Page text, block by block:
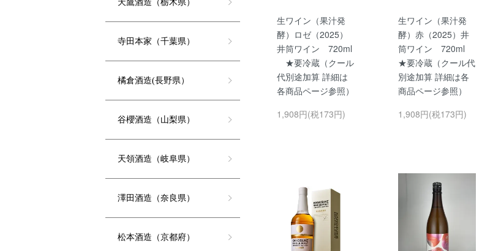
生ワイン（果汁発
酵）ロゼ（2025）
井筒ワイン 720ml
★要冷蔵（クール
代別途加算 詳細は
各商品ページ参照）
1,908円(税173円)
生ワイン（果汁発
酵）赤（2025）井
筒ワイン 720ml
★要冷蔵（クール代
別途加算 詳細は各
商品ページ参照）
1,908円(税173円)
天鷹酒造（栃木県）
寺田本家（千葉県）
橘倉酒造(長野県）
谷櫻酒造（山梨県）
天領酒造（岐阜県）
澤田酒造（奈良県）
松本酒造（京都府）